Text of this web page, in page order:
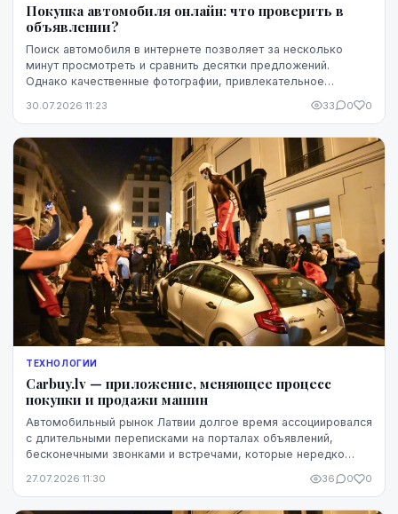
Покупка автомобиля онлайн: что проверить в
объявлении?
Поиск автомобиля в интернете позволяет за несколько
минут просмотреть и сравнить десятки предложений.
Однако качественные фотографии, привлекательное
30.07.2026 11:23 33 0 0
ТЕХНОЛОГИИ
Carbuy.lv — приложение, меняющее процесс
покупки и продажи машин
Автомобильный рынок Латвии долгое время ассоциировался
с длительными переписками на порталах объявлений,
бесконечными звонками и встречами, которые нередко
27.07.2026 11:30 36 0 0